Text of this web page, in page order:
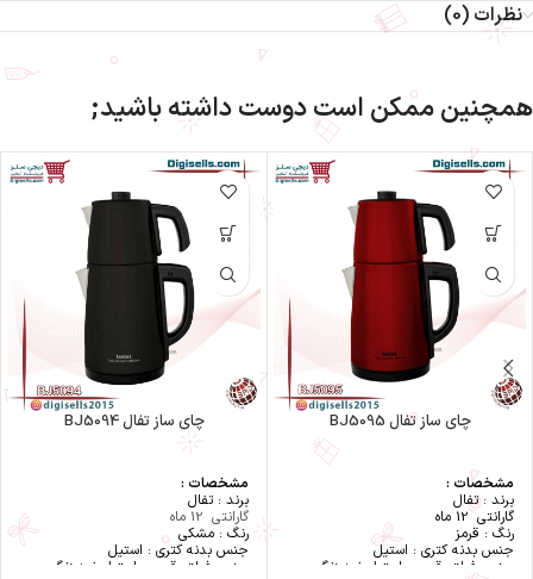
نظرات (0)
همچنین ممکن است دوست داشته باشید;
چای ساز تفال BJ5095
مشخصات :
برند : تفال
گارانتی 12 ماه
رنگ : قرمز
جنس بدنه کتری : استیل
جنس فیلتر قوری : استیل ضد زنگ
چای ساز تفال BJ5094
مشخصات :
برند : تفال
گارانتی 12 ماه
رنگ : مشکی
جنس بدنه کتری : استیل
جنس فیلتر قوری : استیل ضد زنگ